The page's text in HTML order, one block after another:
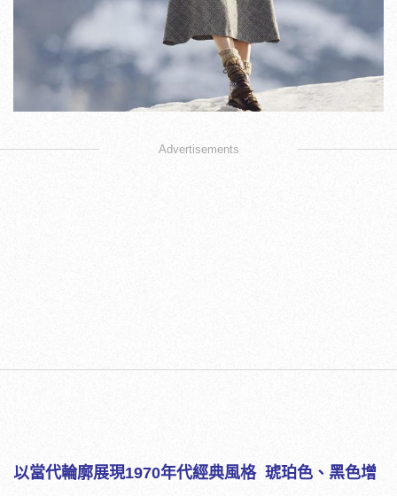
Advertisements
以當代輪廓展現1970年代經典風格 琥珀色、黑色增